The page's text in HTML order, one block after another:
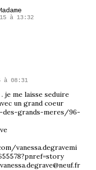
à 13:32
à 08:31
je me laisse seduire
un grand coeur
grands-meres/96-
vanessa.degravemi